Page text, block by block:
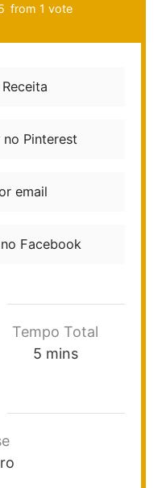
from 1 vote
Pinterest
email
Facebook
Tempo Total
5 mins